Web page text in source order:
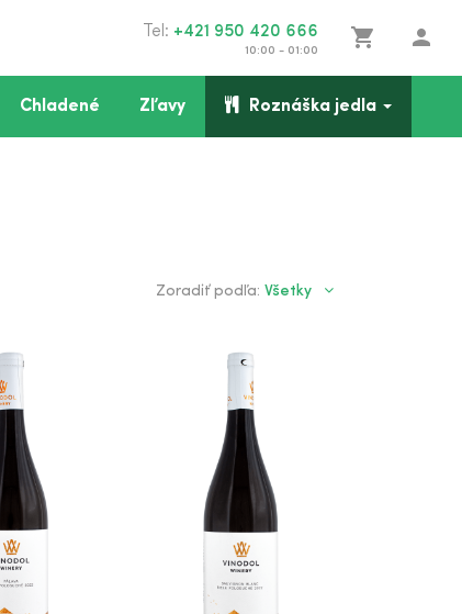
Tel: +421 950 420 666
10:00 - 01:00
shopping_cart person
Chladené Zľavy Roznáška jedla
Zoradiť podľa: Všetky